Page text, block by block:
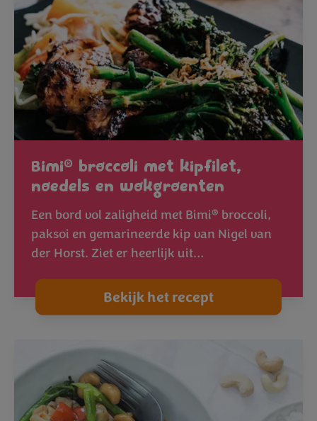
Bimi® broccoli met kipfilet,
noedels en wokgroenten
Een bord vol zaligheid met Bimi® broccoli,
paksoi en gemarineerde kip van Nigel van
der Horst. Ziet er heerlijk uit…
Bekijk het recept